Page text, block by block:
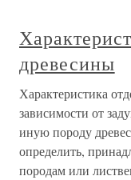
древесины
Характеристика
зависимости от
иную породу
определить,
породам или